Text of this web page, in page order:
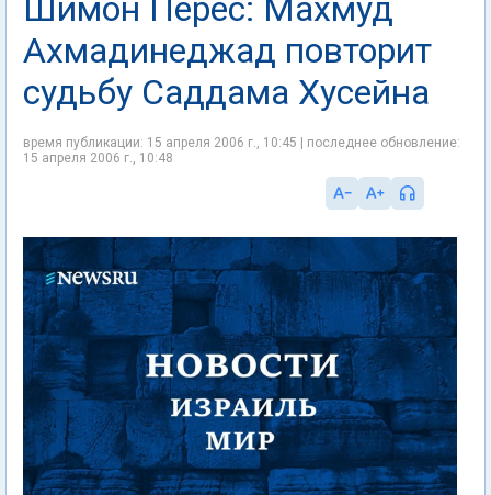
Шимон Перес: Махмуд
Ахмадинеджад повторит
судьбу Саддама Хусейна
время публикации: 15 апреля 2006 г., 10:45 | последнее обновление:
15 апреля 2006 г., 10:48